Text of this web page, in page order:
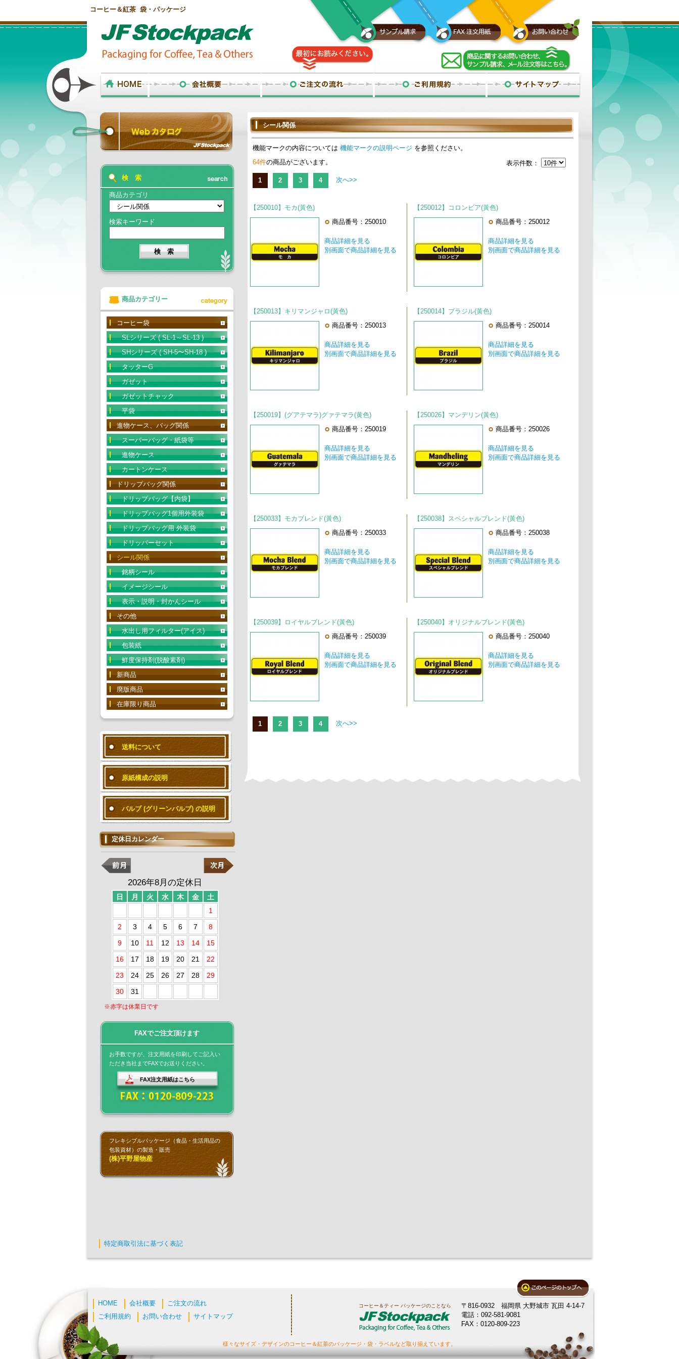
コーヒー＆紅茶 袋・パッケージ
シール関係
機能マークの内容については 機能マークの説明ページ を参照ください。
64件の商品がございます。 表示件数：
1 2 3 4 次へ>>
【250010】モカ(黃色)
商品番号：250010
商品詳細を見る
別画面で商品詳細を見る
【250012】コロンビア(黃色)
商品番号：250012
商品詳細を見る
別画面で商品詳細を見る
【250013】キリマンジャロ(黃色)
商品番号：250013
商品詳細を見る
別画面で商品詳細を見る
【250014】ブラジル(黃色)
商品番号：250014
商品詳細を見る
別画面で商品詳細を見る
【250019】(グアテマラ)グァテマラ(黄色)
商品番号：250019
商品詳細を見る
別画面で商品詳細を見る
【250026】マンデリン(黃色)
商品番号：250026
商品詳細を見る
別画面で商品詳細を見る
【250033】モカブレンド(黃色)
商品番号：250033
商品詳細を見る
別画面で商品詳細を見る
【250038】スペシャルブレンド(黃色)
商品番号：250038
商品詳細を見る
別画面で商品詳細を見る
【250039】ロイヤルブレンド(黃色)
商品番号：250039
商品詳細を見る
別画面で商品詳細を見る
【250040】オリジナルブレンド(黃色)
商品番号：250040
商品詳細を見る
別画面で商品詳細を見る
1 2 3 4 次へ>>
検 索
商品カテゴリ
検索キーワード
商品カテゴリー
コーヒー袋
SLシリーズ ( SL-1～SL-13 )
SHシリーズ ( SH-5〜SH-18 )
タッターG
ガゼット
ガゼットチャック
平袋
進物ケース、バッグ関係
スーパーバッグ・紙袋等
進物ケース
カートンケース
ドリップバッグ関係
ドリップバッグ【内袋】
ドリップバッグ1個用外装袋
ドリップバッグ用 外装袋
ドリッパーセット
シール関係
銘柄シール
イメージシール
表示・説明・封かんシール
その他
水出し用フィルター(アイス)
包装紙
鮮度保持剤(脱酸素剤)
新商品
廃版商品
在庫限り商品
送料について
原紙構成の説明
バルブ (グリーンバルブ) の説明
定休日カレンダー
2026年8月の定休日
日 月 火 水 木 金
土
1
2
3 4 5 6 7
8
9
10 11 12 13 14
15
16
17 18 19 20 21
22
23
24 25 26 27 28
29
30
31
※赤字は休業日です
FAXでご注文頂けます
お手数ですが、注文用紙を印刷してご記入い
ただき当社までFAXでお送りください。
FAX注文用紙はこちら
フレキシブルパッケージ（食品・生活用品の
包装資材）の製造・販売
(株)平野屋物産
特定商取引法に基づく表記
HOME 会社概要
ご注文の流れ
ご利用規約
お問い合わせ サイトマップ
コーヒー＆ティー パッケージのことなら
〒816-0932 福岡県 大野城市 瓦田 4-14-7
電話：092-581-9081
FAX：0120-809-223
様々なサイズ・デザインのコーヒー＆紅茶のパッケージ・袋・ラベルなど取り揃えています。